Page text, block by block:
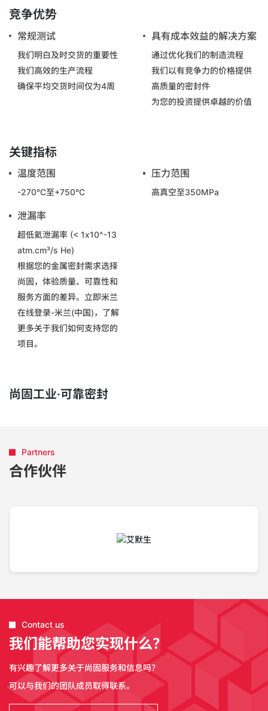
竞争优势
常规测试
我们明白及时交货的重要性
我们高效的生产流程
确保平均交货时间仅为4周
具有成本效益的解决方案
通过优化我们的制造流程
我们以有竞争力的价格提供
高质量的密封件
为您的投资提供卓越的价值
关键指标
温度范围
-270°C至+750°C
压力范围
高真空至350MPa
泄漏率
超低氦泄漏率 (< 1x10^-13
atm.cm³/s He)
根据您的金属密封需求选择
尚固，体验质量、可靠性和
服务方面的差异。立即米兰
在线登录-米兰(中国)，了解
更多关于我们如何支持您的
项目。
尚固工业·可靠密封
Partners
合作伙伴
Contact us
我们能帮助您实现什么？
有兴趣了解更多关于尚固服务和信息吗？
可以与我们的团队成员取得联系。